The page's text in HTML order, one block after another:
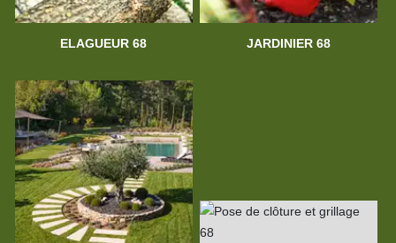
ELAGUEUR 68 JARDINIER 68